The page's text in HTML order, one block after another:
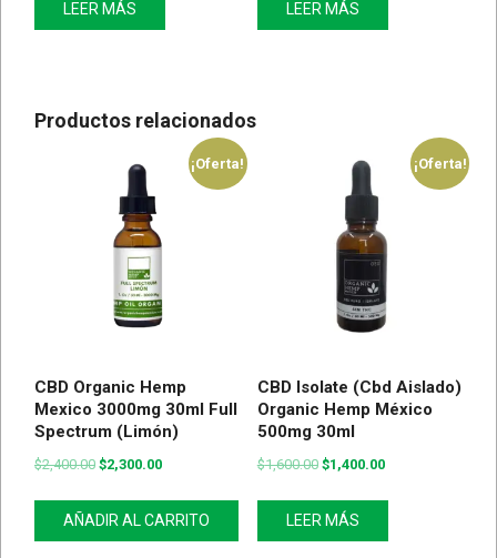
LEER MÁS LEER MÁS
Productos relacionados
¡Oferta!
CBD Organic Hemp
Mexico 3000mg 30ml Full
Spectrum (Limón)
$2,400.00 $2,300.00
AÑADIR AL CARRITO
¡Oferta!
CBD Isolate (Cbd Aislado)
Organic Hemp México
500mg 30ml
$1,600.00 $1,400.00
LEER MÁS